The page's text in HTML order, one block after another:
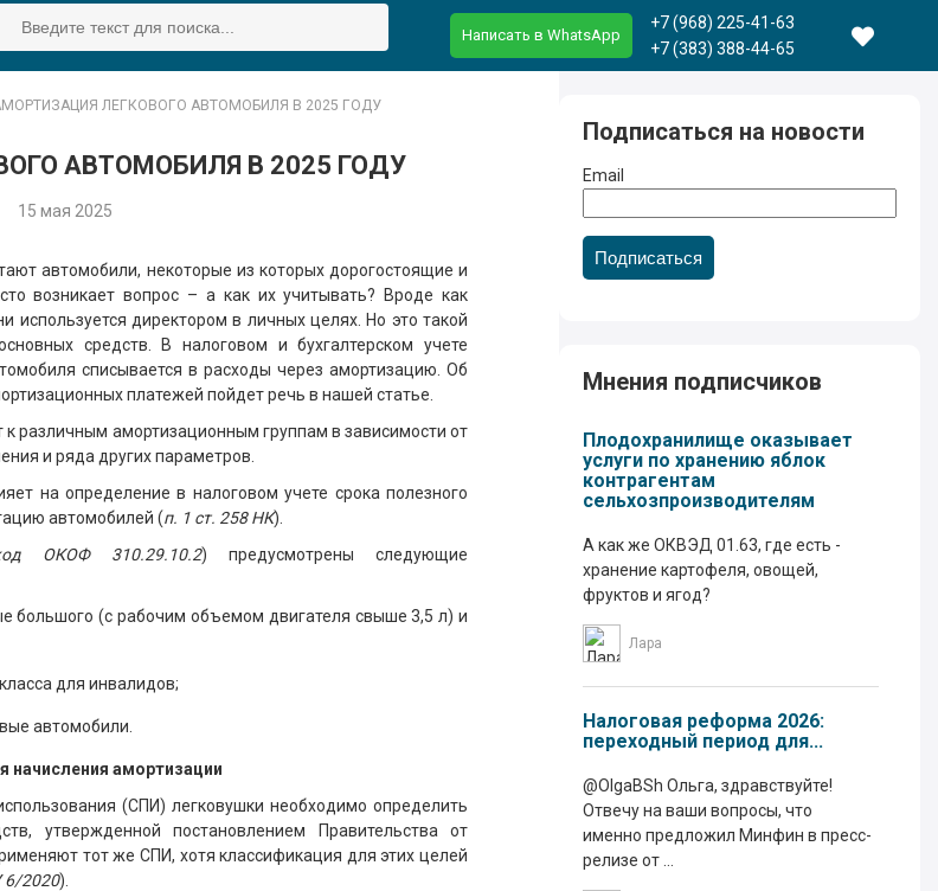
Написать в WhatsApp
+7 (968) 225-41-63
+7 (383) 388-44-65
ЛЕГКОВОГО АВТОМОБИЛЯ В 2025 ГОДУ
АВТОМОБИЛЯ В 2025 ГОДУ
15 мая 2025
автомобили, некоторые из которых дорогостоящие и
возникает вопрос – а как их учитывать? Вроде как
используется директором в личных целях. Но это такой
средств. В налоговом и бухгалтерском учете
списывается в расходы через амортизацию. Об
платежей пойдет речь в нашей статье.
к различным амортизационным группам в зависимости от
и ряда других параметров.
на определение в налоговом учете срока полезного
автомобилей (п. 1 ст. 258 НК).
ОКОФ 310.29.10.2) предусмотрены следующие
большого (с рабочим объемом двигателя свыше 3,5 л) и
для инвалидов;
автомобили.
начисления амортизации
(СПИ) легковушки необходимо определить
утвержденной постановлением Правительства от
тот же СПИ, хотя классификация для этих целей
6/2020).
Подписаться на новости
Email
Подписаться
Мнения подписчиков
Плодохранилище оказывает
услуги по хранению яблок
контрагентам
сельхозпроизводителям
А как же ОКВЭД 01.63, где есть -
хранение картофеля, овощей,
фруктов и ягод?
Лара
Налоговая реформа 2026:
переходный период для...
@OlgaBSh Ольга, здравствуйте!
Отвечу на ваши вопросы, что
именно предложил Минфин в пресс-
релизе от ...